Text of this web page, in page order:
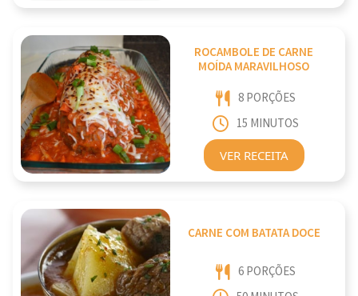
ROCAMBOLE DE CARNE
MOÍDA MARAVILHOSO
8 PORÇÕES
15 MINUTOS
VER RECEITA
CARNE COM BATATA DOCE
6 PORÇÕES